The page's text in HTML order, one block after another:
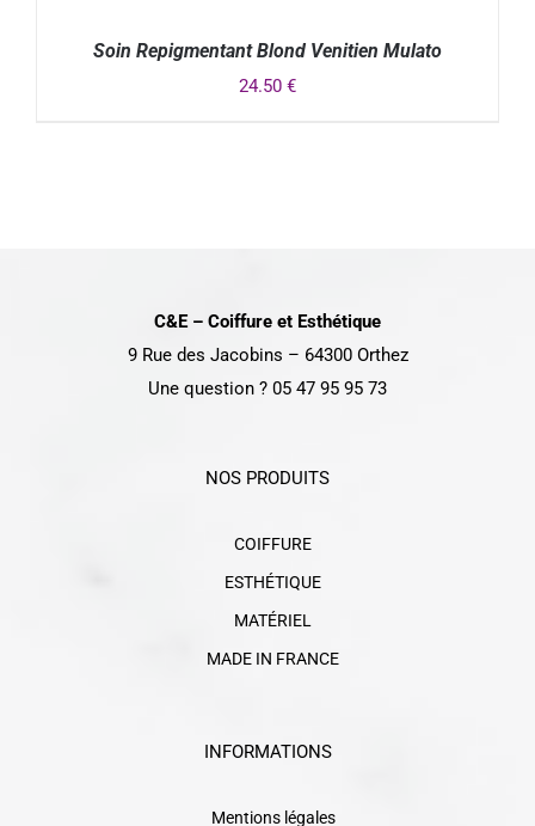
Soin Repigmentant Blond Venitien Mulato
24.50 €
C&E – Coiffure et Esthétique
9 Rue des Jacobins – 64300 Orthez
Une question ? 05 47 95 95 73
NOS PRODUITS
COIFFURE
ESTHÉTIQUE
MATÉRIEL
MADE IN FRANCE
INFORMATIONS
Mentions légales